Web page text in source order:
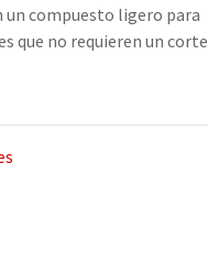
un compuesto ligero para
que no requieren un corte